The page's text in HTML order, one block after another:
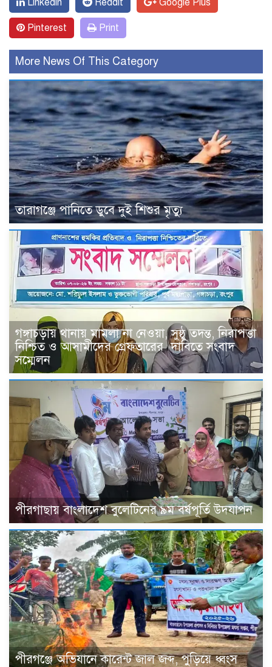
Linkedin Reddit Google Plus
Pinterest Print
More News Of This Category
তারাগঞ্জে পানিতে ডুবে দুই শিশুর মৃত্যু
গঙ্গাচড়ায় থানায় মামলা না নেওয়া, সুষ্ঠু তদন্ত, নিরাপত্তা
নিশ্চিত ও আসামীদের গ্রেফতারের দাবিতে সংবাদ
সম্মেলন
পীরগাছায় বাংলাদেশ বুলেটিনের ৯ম বর্ষপূর্তি উদযাপন
পীরগঞ্জে অভিযানে কারেন্ট জাল জব্দ, পুড়িয়ে ধ্বংস